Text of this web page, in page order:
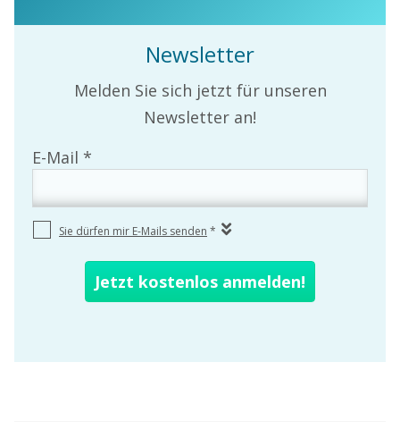
Newsletter
Melden Sie sich jetzt für unseren
Newsletter an!